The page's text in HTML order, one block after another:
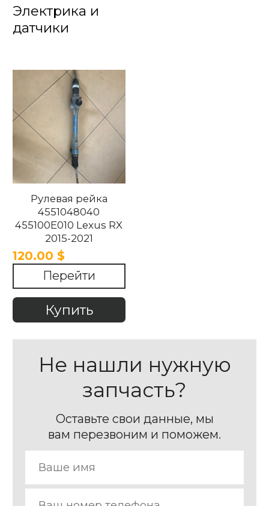
Электрика и
датчики
Рулевая рейка
4551048040
455100E010 Lexus RX
2015-2021
120.00 $
Перейти
Купить
Не нашли нужную
запчасть?
Оставьте свои данные, мы
вам перезвоним и поможем.